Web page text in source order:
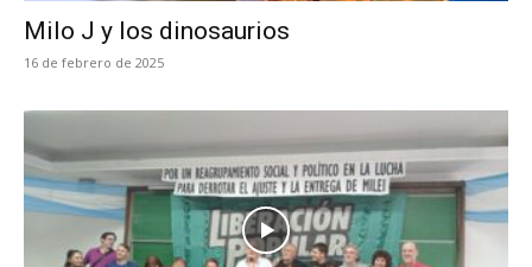
Milo J y los dinosaurios
16 de febrero de 2025